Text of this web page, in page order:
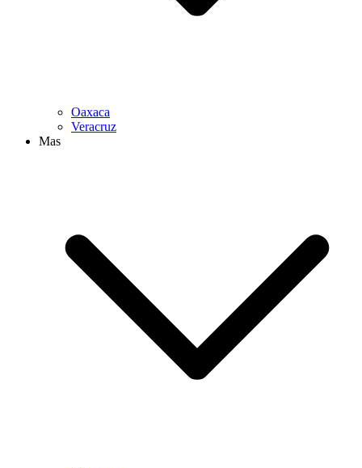
Oaxaca
Veracruz
Mas